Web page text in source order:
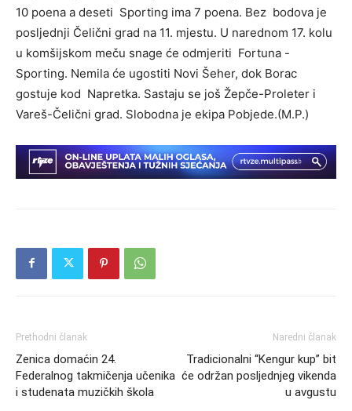
10 poena a deseti Sporting ima 7 poena. Bez bodova je
posljednji Čelični grad na 11. mjestu. U narednom 17. kolu
u komšijskom meču snage će odmjeriti Fortuna -
Sporting. Nemila će ugostiti Novi Šeher, dok Borac
gostuje kod Napretka. Sastaju se još Žepče-Proleter i
Vareš-Čelični grad. Slobodna je ekipa Pobjede.(M.P.)
Prethodni članak
Zenica domaćin 24.
Federalnog takmičenja učenika
i studenata muzičkih škola
Naredni članak
Tradicionalni “Kengur kup” bit
će održan posljednjeg vikenda
u avgustu